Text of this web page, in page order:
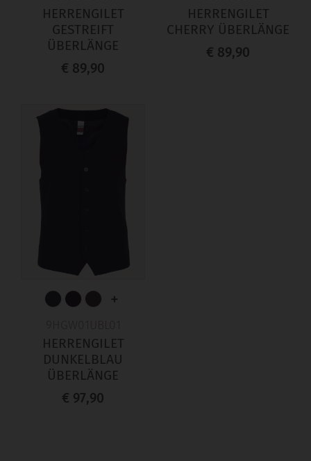
HERRENGILET
GESTREIFT
ÜBERLÄNGE
€ 89,90
HERRENGILET
CHERRY ÜBERLÄNGE
€ 89,90
+
HERRENGILET
DUNKELBLAU
ÜBERLÄNGE
€ 97,90